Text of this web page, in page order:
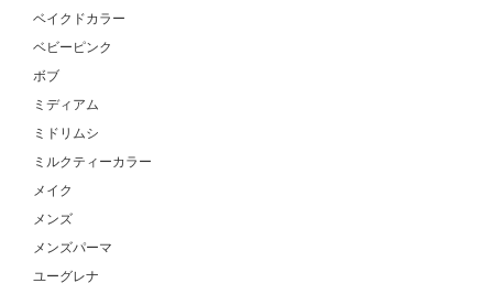
ベイクドカラー
ベビーピンク
ボブ
ミディアム
ミドリムシ
ミルクティーカラー
メイク
メンズ
メンズパーマ
ユーグレナ